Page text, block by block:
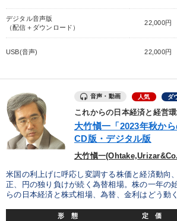
デジタル音声版
（配信＋ダウンロード）
22,000円
USB(音声) 22,000円
音声・動画 人気 ダ
これからの日本経済と経営
大竹愼一「2023年秋から
CD版・デジタル版
大竹愼一
米国の利上げに呼応し変調する株価と経済動向
正、円の独り負けが続く為替相場。株の一年の
らの日本経済と株式相場、為替、金利はどう動
形 態 定 価